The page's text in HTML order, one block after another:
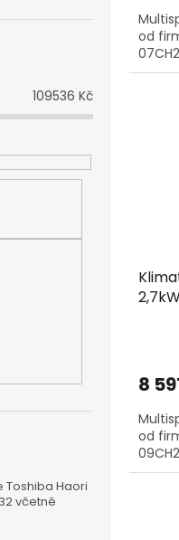
109536 Kč
Toshiba Haori
včetně
od
8
od